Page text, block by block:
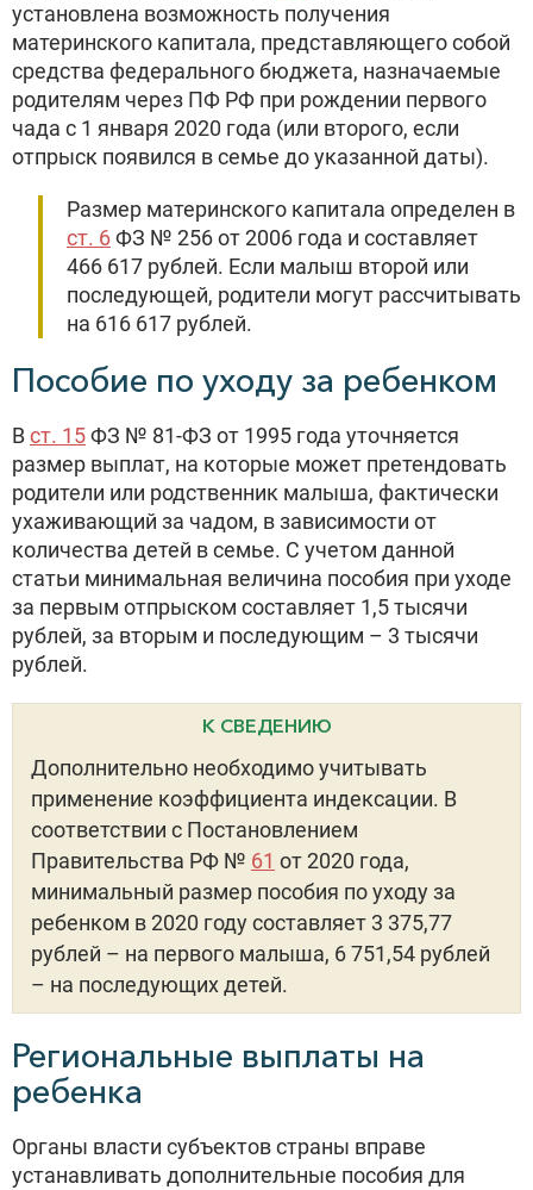
установлена возможность получения
материнского капитала, представляющего собой
средства федерального бюджета, назначаемые
родителям через ПФ РФ при рождении первого
чада с 1 января 2020 года (или второго, если
отпрыск появился в семье до указанной даты).
Размер материнского капитала определен в
ст. 6ФЗ № 256 от 2006 года и составляет
466 617 рублей. Если малыш второй или
последующей, родители могут рассчитывать
на 616 617 рублей.
Пособие по уходу за ребенком
Вст. 15ФЗ № 81-ФЗ от 1995 года уточняется
размер выплат, на которые может претендовать
родители или родственник малыша, фактически
ухаживающий за чадом, в зависимости от
количества детей в семье. С учетом данной
статьи минимальная величина пособия при уходе
за первым отпрыском составляет 1,5 тысячи
рублей, за вторым и последующим – 3 тысячи
рублей.
К СВЕДЕНИЮ
Дополнительно необходимо учитывать
применение коэффициента индексации. В
соответствии с Постановлением
Правительства РФ № 61 от 2020 года,
минимальный размер пособия по уходу за
ребенком в 2020 году составляет 3 375,77
рублей – на первого малыша, 6 751,54 рублей
– на последующих детей.
Региональные выплаты на
ребенка
Органы власти субъектов страны вправе
устанавливать дополнительные пособия для